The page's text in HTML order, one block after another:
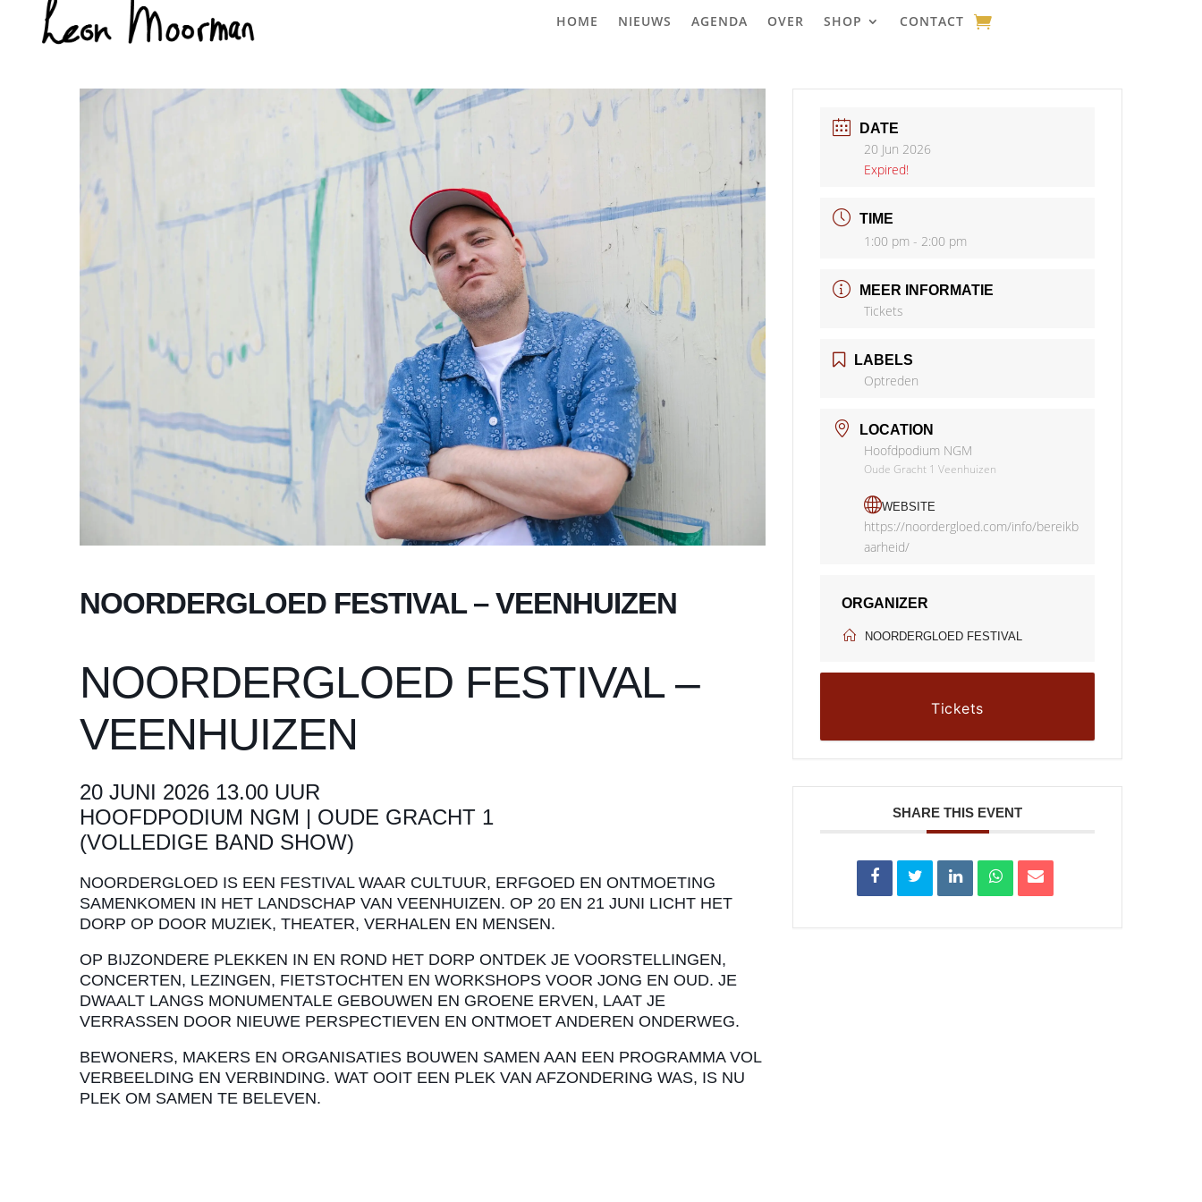
HOME NIEUWS AGENDA OVER SHOP CONTACT
NOORDERGLOED FESTIVAL – VEENHUIZEN
NOORDERGLOED FESTIVAL –
VEENHUIZEN
20 JUNI 2026 13.00 UUR
HOOFDPODIUM NGM | OUDE GRACHT 1
(VOLLEDIGE BAND SHOW)
NOORDERGLOED IS EEN FESTIVAL WAAR CULTUUR, ERFGOED EN ONTMOETING
SAMENKOMEN IN HET LANDSCHAP VAN VEENHUIZEN. OP 20 EN 21 JUNI LICHT HET
DORP OP DOOR MUZIEK, THEATER, VERHALEN EN MENSEN.
OP BIJZONDERE PLEKKEN IN EN ROND HET DORP ONTDEK JE VOORSTELLINGEN,
CONCERTEN, LEZINGEN, FIETSTOCHTEN EN WORKSHOPS VOOR JONG EN OUD. JE
DWAALT LANGS MONUMENTALE GEBOUWEN EN GROENE ERVEN, LAAT JE
VERRASSEN DOOR NIEUWE PERSPECTIEVEN EN ONTMOET ANDEREN ONDERWEG.
BEWONERS, MAKERS EN ORGANISATIES BOUWEN SAMEN AAN EEN PROGRAMMA VOL
VERBEELDING EN VERBINDING. WAT OOIT EEN PLEK VAN AFZONDERING WAS, IS NU
PLEK OM SAMEN TE BELEVEN.
DATE
20 Jun 2026
Expired!
TIME
1:00 pm - 2:00 pm
MEER INFORMATIE
Tickets
LABELS
Optreden
LOCATION
Hoofdpodium NGM
Oude Gracht 1 Veenhuizen
WEBSITE
https://noordergloed.com/info/bereikb
aarheid/
ORGANIZER
NOORDERGLOED FESTIVAL
Tickets
SHARE THIS EVENT